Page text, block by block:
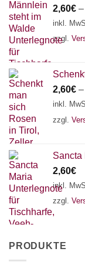
2,60€ –
inkl.
zzgl.
2,60€ –
inkl.
zzgl.
Sancta
2,60€
inkl.
zzgl.
PRODUKTE